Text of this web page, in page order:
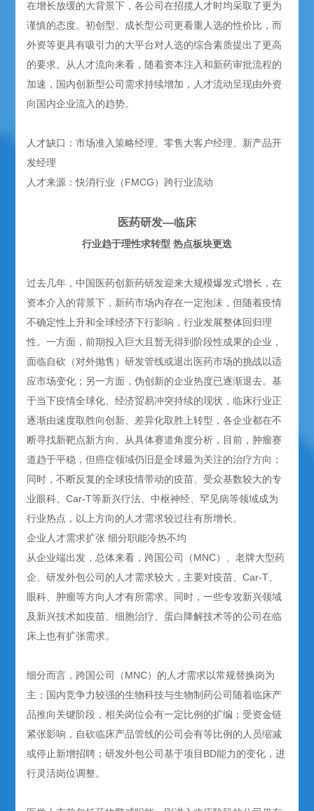
在增长放缓的大背景下，各公司在招揽人才时均采取了更为
谨慎的态度。初创型、成长型公司更看重人选的性价比，而
外资等更具有吸引力的大平台对人选的综合素质提出了更高
的要求。从人才流向来看，随着资本注入和新药审批流程的
加速，国内创新型公司需求持续增加，人才流动呈现由外资
向国内企业流入的趋势。
人才缺口：市场准入策略经理、零售大客户经理、新产品开
发经理
人才来源：快消行业（FMCG）跨行业流动
医药研发—临床
行业趋于理性求转型 热点板块更迭
过去几年，中国医药创新药研发迎来大规模爆发式增长，在
资本介入的背景下，新药市场内存在一定泡沫，但随着疫情
不确定性上升和全球经济下行影响，行业发展整体回归理
性。一方面，前期投入巨大且暂无得到阶段性成果的企业，
面临自砍（对外抛售）研发管线或退出医药市场的挑战以适
应市场变化；另一方面，伪创新的企业热度已逐渐退去。基
于当下疫情全球化、经济贸易冲突持续的现状，临床行业正
逐渐由速度取胜向创新、差异化取胜上转型，各企业都在不
断寻找新靶点新方向。从具体赛道角度分析，目前，肿瘤赛
道趋于平稳，但癌症领域仍旧是全球最为关注的治疗方向；
同时，不断反复的全球疫情带动的疫苗、受众基数较大的专
业眼科、Car-T等新兴疗法、中枢神经、罕见病等领域成为
行业热点，以上方向的人才需求较过往有所增长。
企业人才需求扩张 细分职能冷热不均
从企业端出发，总体来看，跨国公司（MNC）、老牌大型药
企、研发外包公司的人才需求较大，主要对疫苗、Car-T、
眼科、肿瘤等方向人才有所需求。同时，一些专攻新兴领域
及新兴技术如疫苗、细胞治疗、蛋白降解技术等的公司在临
床上也有扩张需求。
细分而言，跨国公司（MNC）的人才需求以常规替换岗为
主；国内竞争力较强的生物科技与生物制药公司随着临床产
品推向关键阶段，相关岗位会有一定比例的扩编；受资金链
紧张影响，自砍临床产品管线的公司会有等比例的人员缩减
或停止新增招聘；研发外包公司基于项目BD能力的变化，进
行灵活岗位调整。